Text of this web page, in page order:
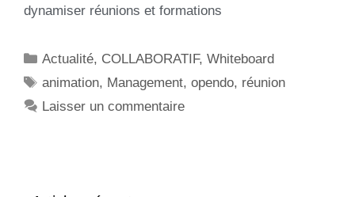
dynamiser réunions et formations
Actualité, COLLABORATIF,Whiteboard
animation, Management,opendo, réunion
Laisser un commentaire